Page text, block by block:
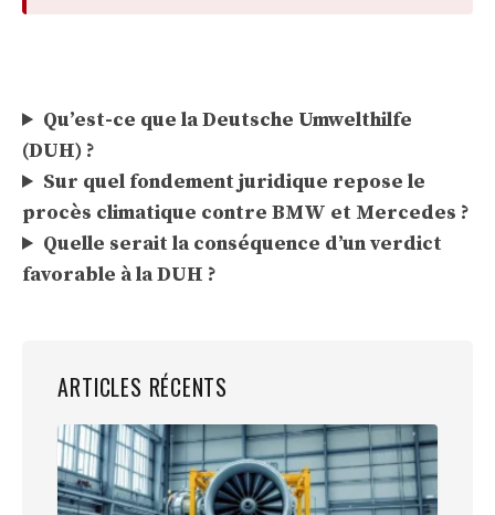
Qu’est-ce que la Deutsche Umwelthilfe
(DUH) ?
Sur quel fondement juridique repose le
procès climatique contre BMW et Mercedes ?
Quelle serait la conséquence d’un verdict
favorable à la DUH ?
ARTICLES RÉCENTS